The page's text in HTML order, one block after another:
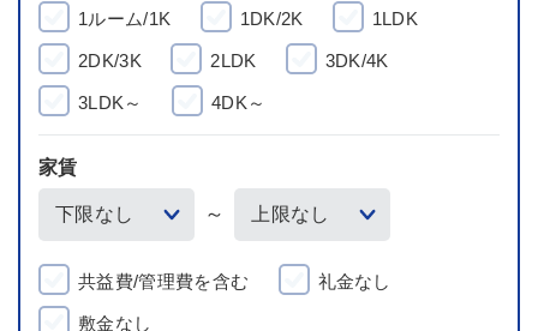
1ルーム/1K
1DK/2K 1LDK
2DK/3K 2LDK 3DK/4K
3LDK～ 4DK～
家賃
～
共益費/管理費を含む 礼金なし
敷金なし